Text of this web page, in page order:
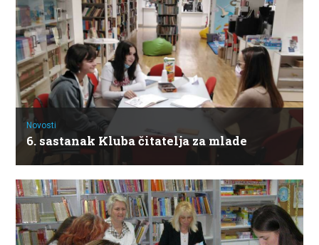
Novosti
6. sastanak Kluba čitatelja za mlade